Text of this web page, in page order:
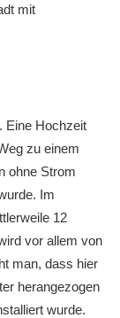
mit
Eine Hochzeit
zu einem
ohne Strom
Im
12
vor allem von
man, dass hier
herangezogen
wurde.